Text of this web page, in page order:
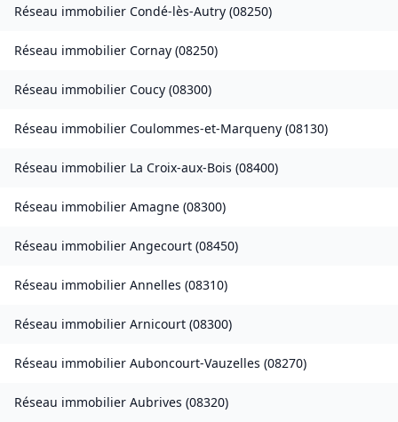
Réseau immobilier Condé-lès-Autry (08250)
Réseau immobilier Cornay (08250)
Réseau immobilier Coucy (08300)
Réseau immobilier Coulommes-et-Marqueny (08130)
Réseau immobilier La Croix-aux-Bois (08400)
Réseau immobilier Amagne (08300)
Réseau immobilier Angecourt (08450)
Réseau immobilier Annelles (08310)
Réseau immobilier Arnicourt (08300)
Réseau immobilier Auboncourt-Vauzelles (08270)
Réseau immobilier Aubrives (08320)